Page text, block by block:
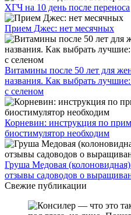
ХГЧ на 10 день после переноса
Прием Джес: нет месячных
Витамины после 50 лет для
названия. Как выбрать
с селеном
Корневин: инструкция по
биостимулятор необходим
Груша Медовая
отзывы садоводов о
Свежие публикации